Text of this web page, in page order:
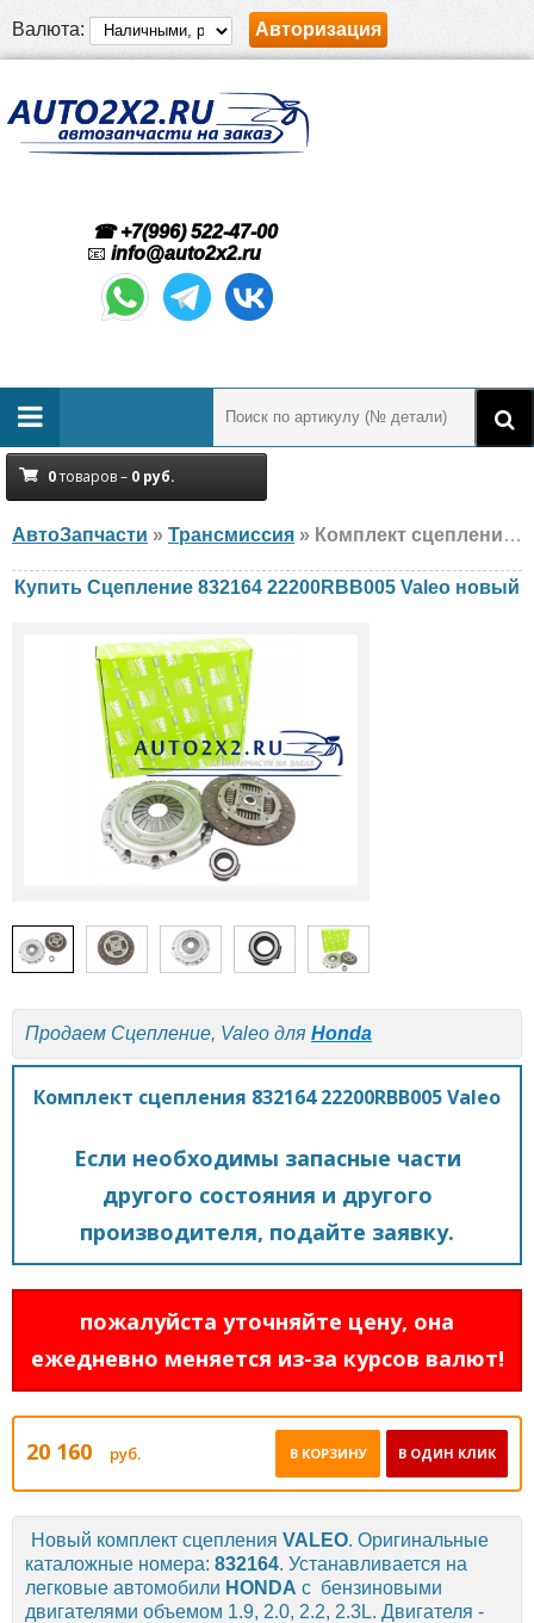
Валюта: Авторизация
☎ +7(996) 522-47-00
📧 info@auto2x2.ru
0товаров – 0 руб.
АвтоЗапчасти » Трансмиссия » Комплект сцепления Valeo 832164 22200RBB005 Honda, новый
Купить Сцепление 832164 22200RBB005 Valeo новый
Продаем Сцепление, Valeo для Honda
Комплект сцепления 832164 22200RBB005 Valeo
Если необходимы запасные части
другого состояния и другого
производителя, подайте заявку.
пожалуйста уточняйте цену, она
ежедневно меняется из-за курсов валют!
20 160 руб. В ОДИН КЛИК
В КОРЗИНУ
Новый комплект сцепления VALEO. Оригинальные
каталожные номера: 832164. Устанавливается на
легковые автомобили HONDA с бензиновыми
двигателями объемом 1.9, 2.0, 2.2, 2.3L. Двигателя -